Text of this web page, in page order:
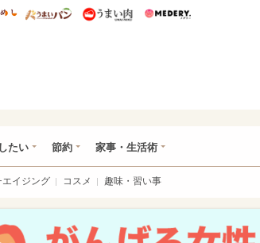
ズニー特集
うまいめし うまいパン うまい肉
たい 節約 家事・生活術
エイジング コスメ 趣味・習い事